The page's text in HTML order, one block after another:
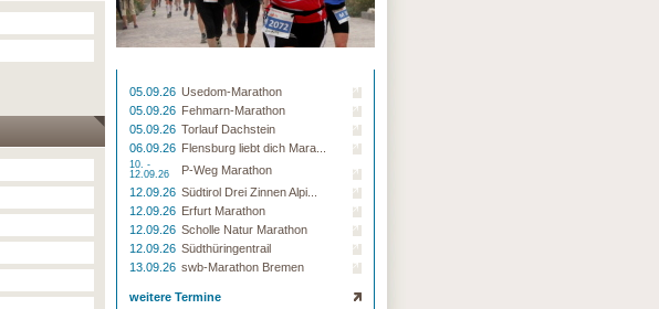
05.09.26 Usedom-Marathon
05.09.26 Fehmarn-Marathon
05.09.26 Torlauf Dachstein
06.09.26 Flensburg liebt dich Mara...
10. -
12.09.26
P-Weg Marathon
12.09.26 Südtirol Drei Zinnen Alpi...
12.09.26 Erfurt Marathon
12.09.26 Scholle Natur Marathon
12.09.26 Südthüringentrail
13.09.26 swb-Marathon Bremen
weitere Termine